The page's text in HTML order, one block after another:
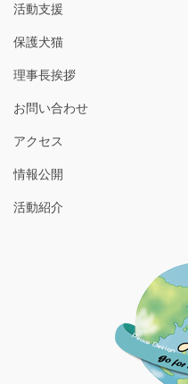
活動支援
保護犬猫
理事長挨拶
お問い合わせ
アクセス
情報公開
活動紹介